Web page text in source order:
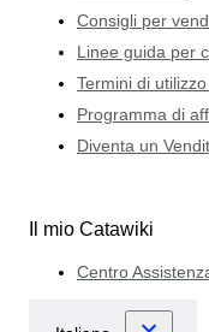
Consigli per
Linee guida per
Termini di
Programma di
Diventa un
Il mio Catawiki
Centro